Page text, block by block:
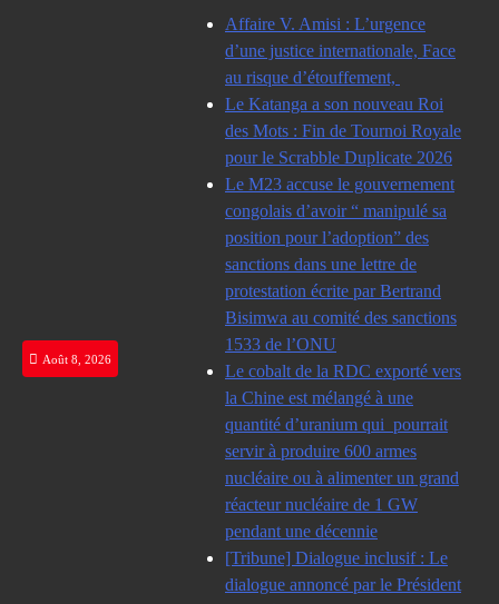
Août 8, 2026
Affaire V. Amisi : L’urgence
d’une justice internationale, Face
au risque d’étouffement,
Le Katanga a son nouveau Roi
des Mots : Fin de Tournoi Royale
pour le Scrabble Duplicate 2026
Le M23 accuse le gouvernement
congolais d’avoir “ manipulé sa
position pour l’adoption” des
sanctions dans une lettre de
protestation écrite par Bertrand
Bisimwa au comité des sanctions
1533 de l’ONU
Le cobalt de la RDC exporté vers
la Chine est mélangé à une
quantité d’uranium qui pourrait
servir à produire 600 armes
nucléaire ou à alimenter un grand
réacteur nucléaire de 1 GW
pendant une décennie
[Tribune] Dialogue inclusif : Le
dialogue annoncé par le Président